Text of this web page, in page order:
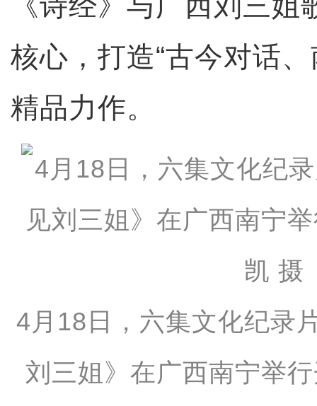
核心，打造“古今对话
精品力作。
4月18日，六集文化纪录
刘三姐》在广西南宁举